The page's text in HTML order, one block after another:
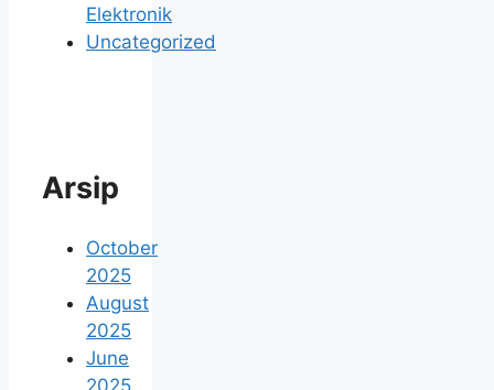
Elektronik
Uncategorized
Arsip
October
2025
August
2025
June
2025